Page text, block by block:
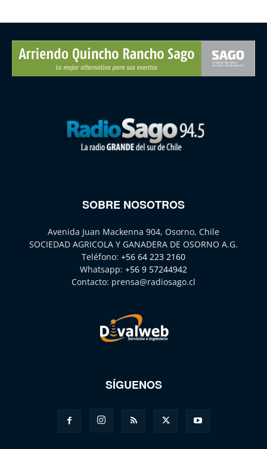
SOBRE NOSOTROS
Avenida Juan Mackenna 904, Osorno, Chile
SOCIEDAD AGRICOLA Y GANADERA DE OSORNO A.G.
Teléfono: +56 64 223 2160
Whatsapp: +56 9 57244942
Contacto: prensa@radiosago.cl
SÍGUENOS